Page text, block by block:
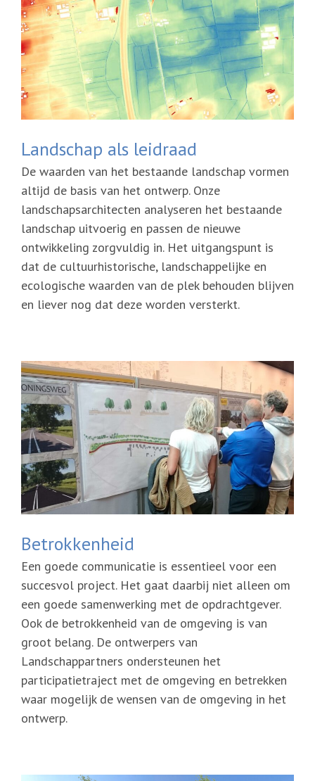
Landschap als leidraad
De waarden van het bestaande landschap vormen
altijd de basis van het ontwerp. Onze
landschapsarchitecten analyseren het bestaande
landschap uitvoerig en passen de nieuwe
ontwikkeling zorgvuldig in. Het uitgangspunt is
dat de cultuurhistorische, landschappelijke en
ecologische waarden van de plek behouden blijven
en liever nog dat deze worden versterkt.
Betrokkenheid
Een goede communicatie is essentieel voor een
succesvol project. Het gaat daarbij niet alleen om
een goede samenwerking met de opdrachtgever.
Ook de betrokkenheid van de omgeving is van
groot belang. De ontwerpers van
Landschappartners ondersteunen het
participatietraject met de omgeving en betrekken
waar mogelijk de wensen van de omgeving in het
ontwerp.